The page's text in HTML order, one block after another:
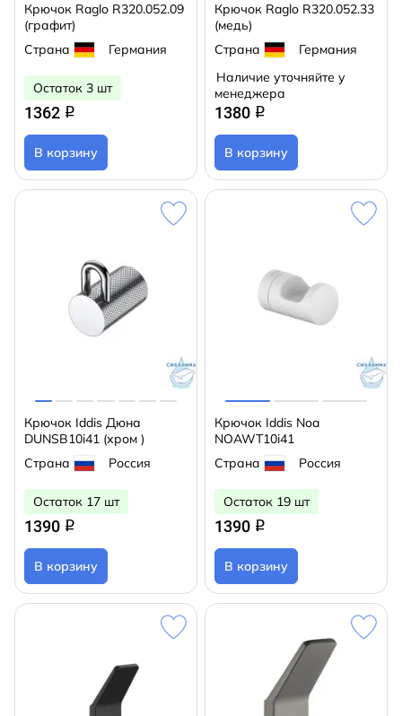
Крючок Raglo R320.052.09
(графит)
Страна
Германия
Остаток 3 шт
1362 q
В корзину
Крючок Raglo R320.052.33
(медь)
Страна
Германия
Наличие уточняйте у
менеджера
1380 q
В корзину
Крючок Iddis Дюна
DUNSB10i41 (хром )
Страна
Россия
Остаток 17 шт
1390 q
В корзину
Крючок Iddis Noa
NOAWT10i41
Страна
Россия
Остаток 19 шт
1390 q
В корзину